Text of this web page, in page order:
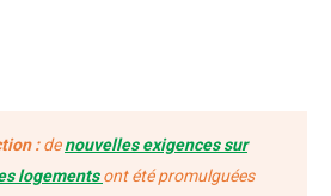
:denouvelles exigences sur
logementsont été promulguées